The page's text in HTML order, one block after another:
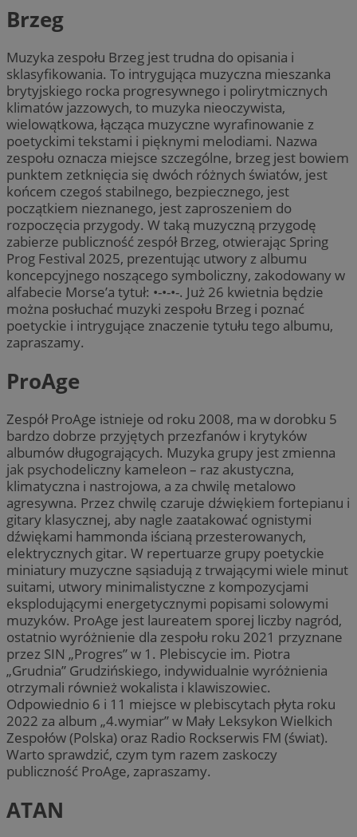
Brzeg
Muzyka zespołu Brzeg jest trudna do opisania i
sklasyfikowania. To intrygująca muzyczna mieszanka
brytyjskiego rocka progresywnego i polirytmicznych
klimatów jazzowych, to muzyka nieoczywista,
wielowątkowa, łącząca muzyczne wyrafinowanie z
poetyckimi tekstami i pięknymi melodiami. Nazwa
zespołu oznacza miejsce szczególne, brzeg jest bowiem
punktem zetknięcia się dwóch różnych światów, jest
końcem czegoś stabilnego, bezpiecznego, jest
początkiem nieznanego, jest zaproszeniem do
rozpoczęcia przygody. W taką muzyczną przygodę
zabierze publiczność zespół Brzeg, otwierając Spring
Prog Festival 2025, prezentując utwory z albumu
koncepcyjnego noszącego symboliczny, zakodowany w
alfabecie Morse’a tytuł: •-•-•-. Już 26 kwietnia będzie
można posłuchać muzyki zespołu Brzeg i poznać
poetyckie i intrygujące znaczenie tytułu tego albumu,
zapraszamy.
ProAge
Zespół ProAge istnieje od roku 2008, ma w dorobku 5
bardzo dobrze przyjętych przezfanów i krytyków
albumów długogrających. Muzyka grupy jest zmienna
jak psychodeliczny kameleon – raz akustyczna,
klimatyczna i nastrojowa, a za chwilę metalowo
agresywna. Przez chwilę czaruje dźwiękiem fortepianu i
gitary klasycznej, aby nagle zaatakować ognistymi
dźwiękami hammonda iścianą przesterowanych,
elektrycznych gitar. W repertuarze grupy poetyckie
miniatury muzyczne sąsiadują z trwającymi wiele minut
suitami, utwory minimalistyczne z kompozycjami
eksplodującymi energetycznymi popisami solowymi
muzyków. ProAge jest laureatem sporej liczby nagród,
ostatnio wyróżnienie dla zespołu roku 2021 przyznane
przez SIN „Progres” w 1. Plebiscycie im. Piotra
„Grudnia” Grudzińskiego, indywidualnie wyróżnienia
otrzymali również wokalista i klawiszowiec.
Odpowiednio 6 i 11 miejsce w plebiscytach płyta roku
2022 za album „4.wymiar” w Mały Leksykon Wielkich
Zespołów (Polska) oraz Radio Rockserwis FM (świat).
Warto sprawdzić, czym tym razem zaskoczy
publiczność ProAge, zapraszamy.
ATAN